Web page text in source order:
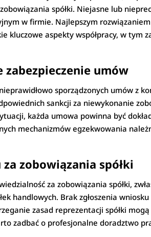
spółki. Niejasne lub
w firmie. Najlepszym
aspekty współpracy, w tym
umów
sporządzonych umów z
sankcji za niewykonanie
każda umowa powinna być
mechanizmów egzekwowania
zobowiązania spółki
za zobowiązania spółki,
handlowych. Brak zgłoszenia
zasad reprezentacji spółki
zadbać o profesjonalne doradztwo